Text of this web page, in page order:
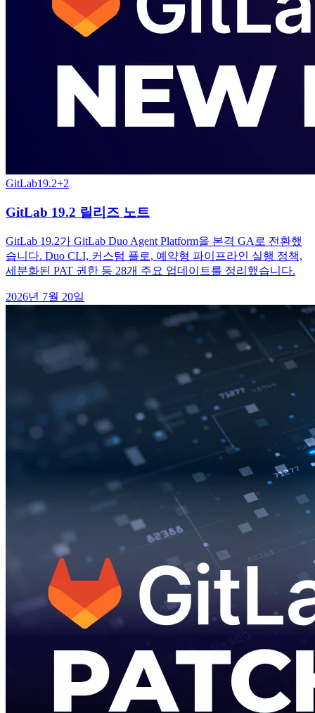
GitLab19.2+2
GitLab 19.2 릴리즈 노트
GitLab 19.2가 GitLab Duo Agent Platform을 본격 GA로 전환했
습니다. Duo CLI, 커스텀 플로, 예약형 파이프라인 실행 정책,
세분화된 PAT 권한 등 28개 주요 업데이트를 정리했습니다.
2026년 7월 20일